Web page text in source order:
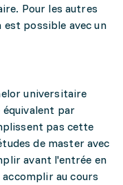
Pour les autres
possible avec un
universitaire
équivalent par
pas cette
de master avec
avant l'entrée en
au cours